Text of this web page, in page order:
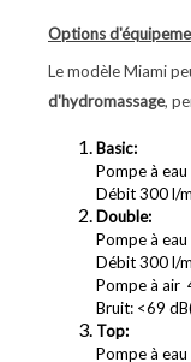
Options
Le modèle Miami
d'hydromassage,
Basic:
Pompe à
Débit 300 l/
Double:
Pompe à
Débit 300 l/
Pompe à air
Bruit: <69
Top:
Pompe à